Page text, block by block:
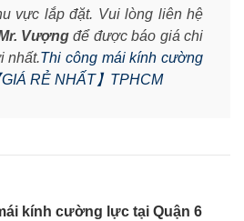
vực lắp đặt. Vui lòng liên hệ
Vượng để được báo giá chi
nhất.Thi công mái kính cường
RẺ NHẤT】TPHCM
kính cường lực tại Quận 6